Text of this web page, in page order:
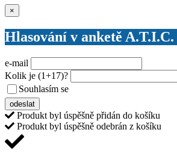
×
Hlasování v anketě A.T.I.C.
e-mail
Kolik je (1+17)?
Souhlasím se
odeslat
Produkt byl úspěšně přidán do košíku
Produkt byl úspěšně odebrán z košíku